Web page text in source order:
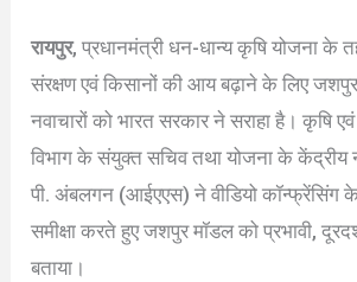
रायपुर, प्रधानमंत्री धन-धान्य कृषि योजना के
संरक्षण एवं किसानों की आय बढ़ाने के लिए
नवाचारों को भारत सरकार ने सराहा है। कृषि
विभाग के संयुक्त सचिव तथा योजना के केंद्रीय
पी. अंबलगन (आईएएस) ने वीडियो कॉन्फ्रेंसिंग
समीक्षा करते हुए जशपुर मॉडल को प्रभावी,
बताया।